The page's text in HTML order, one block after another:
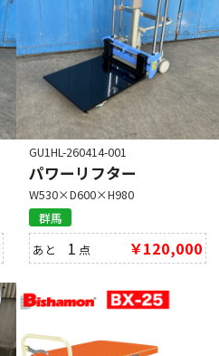
GU1HL-260414-001
パワーリフター
W530×D600×H980
群馬
あと 1 点 ￥120,000